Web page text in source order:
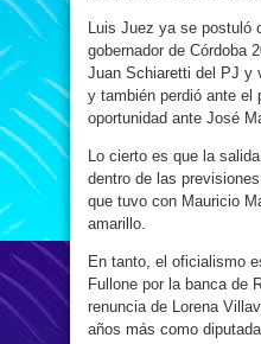
Luis Juez ya se postuló
gobernador de Córdoba
Juan Schiaretti del PJ y
y también perdió ante el
oportunidad ante José
Lo cierto es que la
dentro de las
que tuvo con Mauricio
amarillo.
En tanto, el oficialismo
Fullone por la banca de
renuncia de Lorena
años más como